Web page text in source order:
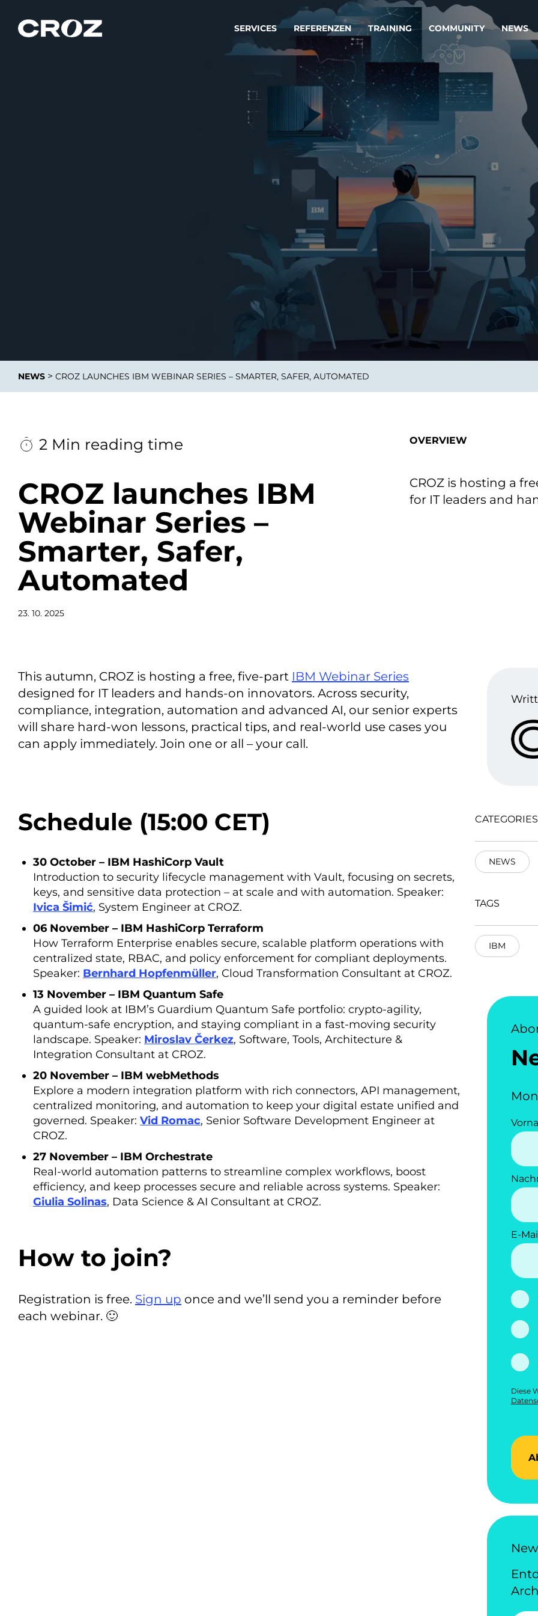
SERVICES
Strategie & Service Design
Wir verwandeln Ihre Ideen in erfolgreiche
Produkte & Dienstleistungen.
Software, Data & AI Engineering
Wir schaffen Produkte und Dienstleistungen, die langfristig
Integrationslösungen
Integration als Innovation.
KI-Lösungen mit
industriellem
Reifegrad
Adaptive KI-Lösungen
ermöglichen ihrem
Unternehmen, intelligente
Entscheidungen in Echtzeit
Die
als
von morgen.
REFERENZEN TRAINING COMMUNITY NEWS
NEWS > CROZ LAUNCHES IBM WEBINAR SERIES – SMARTER, SAFER, AUTOMATED
2 Min reading time
CROZ launches IBM
Webinar Series –
Smarter, Safer,
Automated
23. 10. 2025
OVERVIEW
CROZ is hosting a
for IT leaders and
This autumn, CROZ is hosting a free, five-part IBM Webinar Series
designed for IT leaders and hands-on innovators. Across security,
compliance, integration, automation and advanced AI, our senior experts
will share hard-won lessons, practical tips, and real-world use cases you
can apply immediately. Join one or all – your call.
Schedule (15:00 CET)
30 October – IBM HashiCorp Vault
Introduction to security lifecycle management with Vault, focusing on secrets,
keys, and sensitive data protection – at scale and with automation. Speaker:
Ivica Šimić, System Engineer at CROZ.
06 November – IBM HashiCorp Terraform
How Terraform Enterprise enables secure, scalable platform operations with
centralized state, RBAC, and policy enforcement for compliant deployments.
Speaker: Bernhard Hopfenmüller, Cloud Transformation Consultant at CROZ.
13 November – IBM Quantum Safe
A guided look at IBM’s Guardium Quantum Safe portfolio: crypto-agility,
quantum-safe encryption, and staying compliant in a fast-moving security
landscape. Speaker: Miroslav Čerkez, Software, Tools, Architecture &
Integration Consultant at CROZ.
20 November – IBM webMethods
Explore a modern integration platform with rich connectors, API management,
centralized monitoring, and automation to keep your digital estate unified and
governed. Speaker: Vid Romac, Senior Software Development Engineer at
CROZ.
27 November – IBM Orchestrate
Real-world automation patterns to streamline complex workflows, boost
efficiency, and keep processes secure and reliable across systems. Speaker:
Giulia Solinas, Data Science & AI Consultant at CROZ.
How to join?
Registration is free. Sign up once and we’ll send you a reminder before
each webinar. 🙂
CATEGORIES
NEWS
TAGS
IBM
E-
Diese